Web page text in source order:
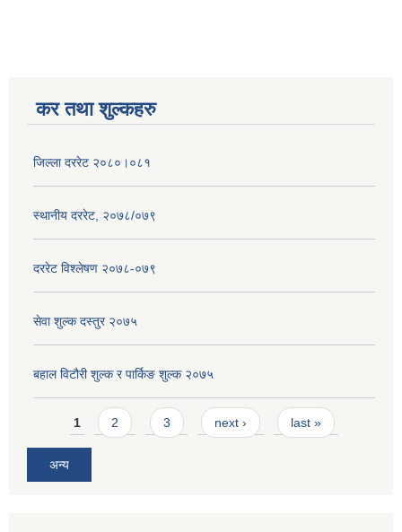
कर तथा शुल्कहरु
जिल्ला दररेट २०८०।०८१
स्थानीय दररेट, २०७८/०७९
दररेट विश्लेषण २०७८-०७९
सेवा शुल्क दस्तुर २०७५
बहाल विटौरी शुल्क र पार्किङ शुल्क २०७५
Pages
1 2 3 next › last »
अन्य